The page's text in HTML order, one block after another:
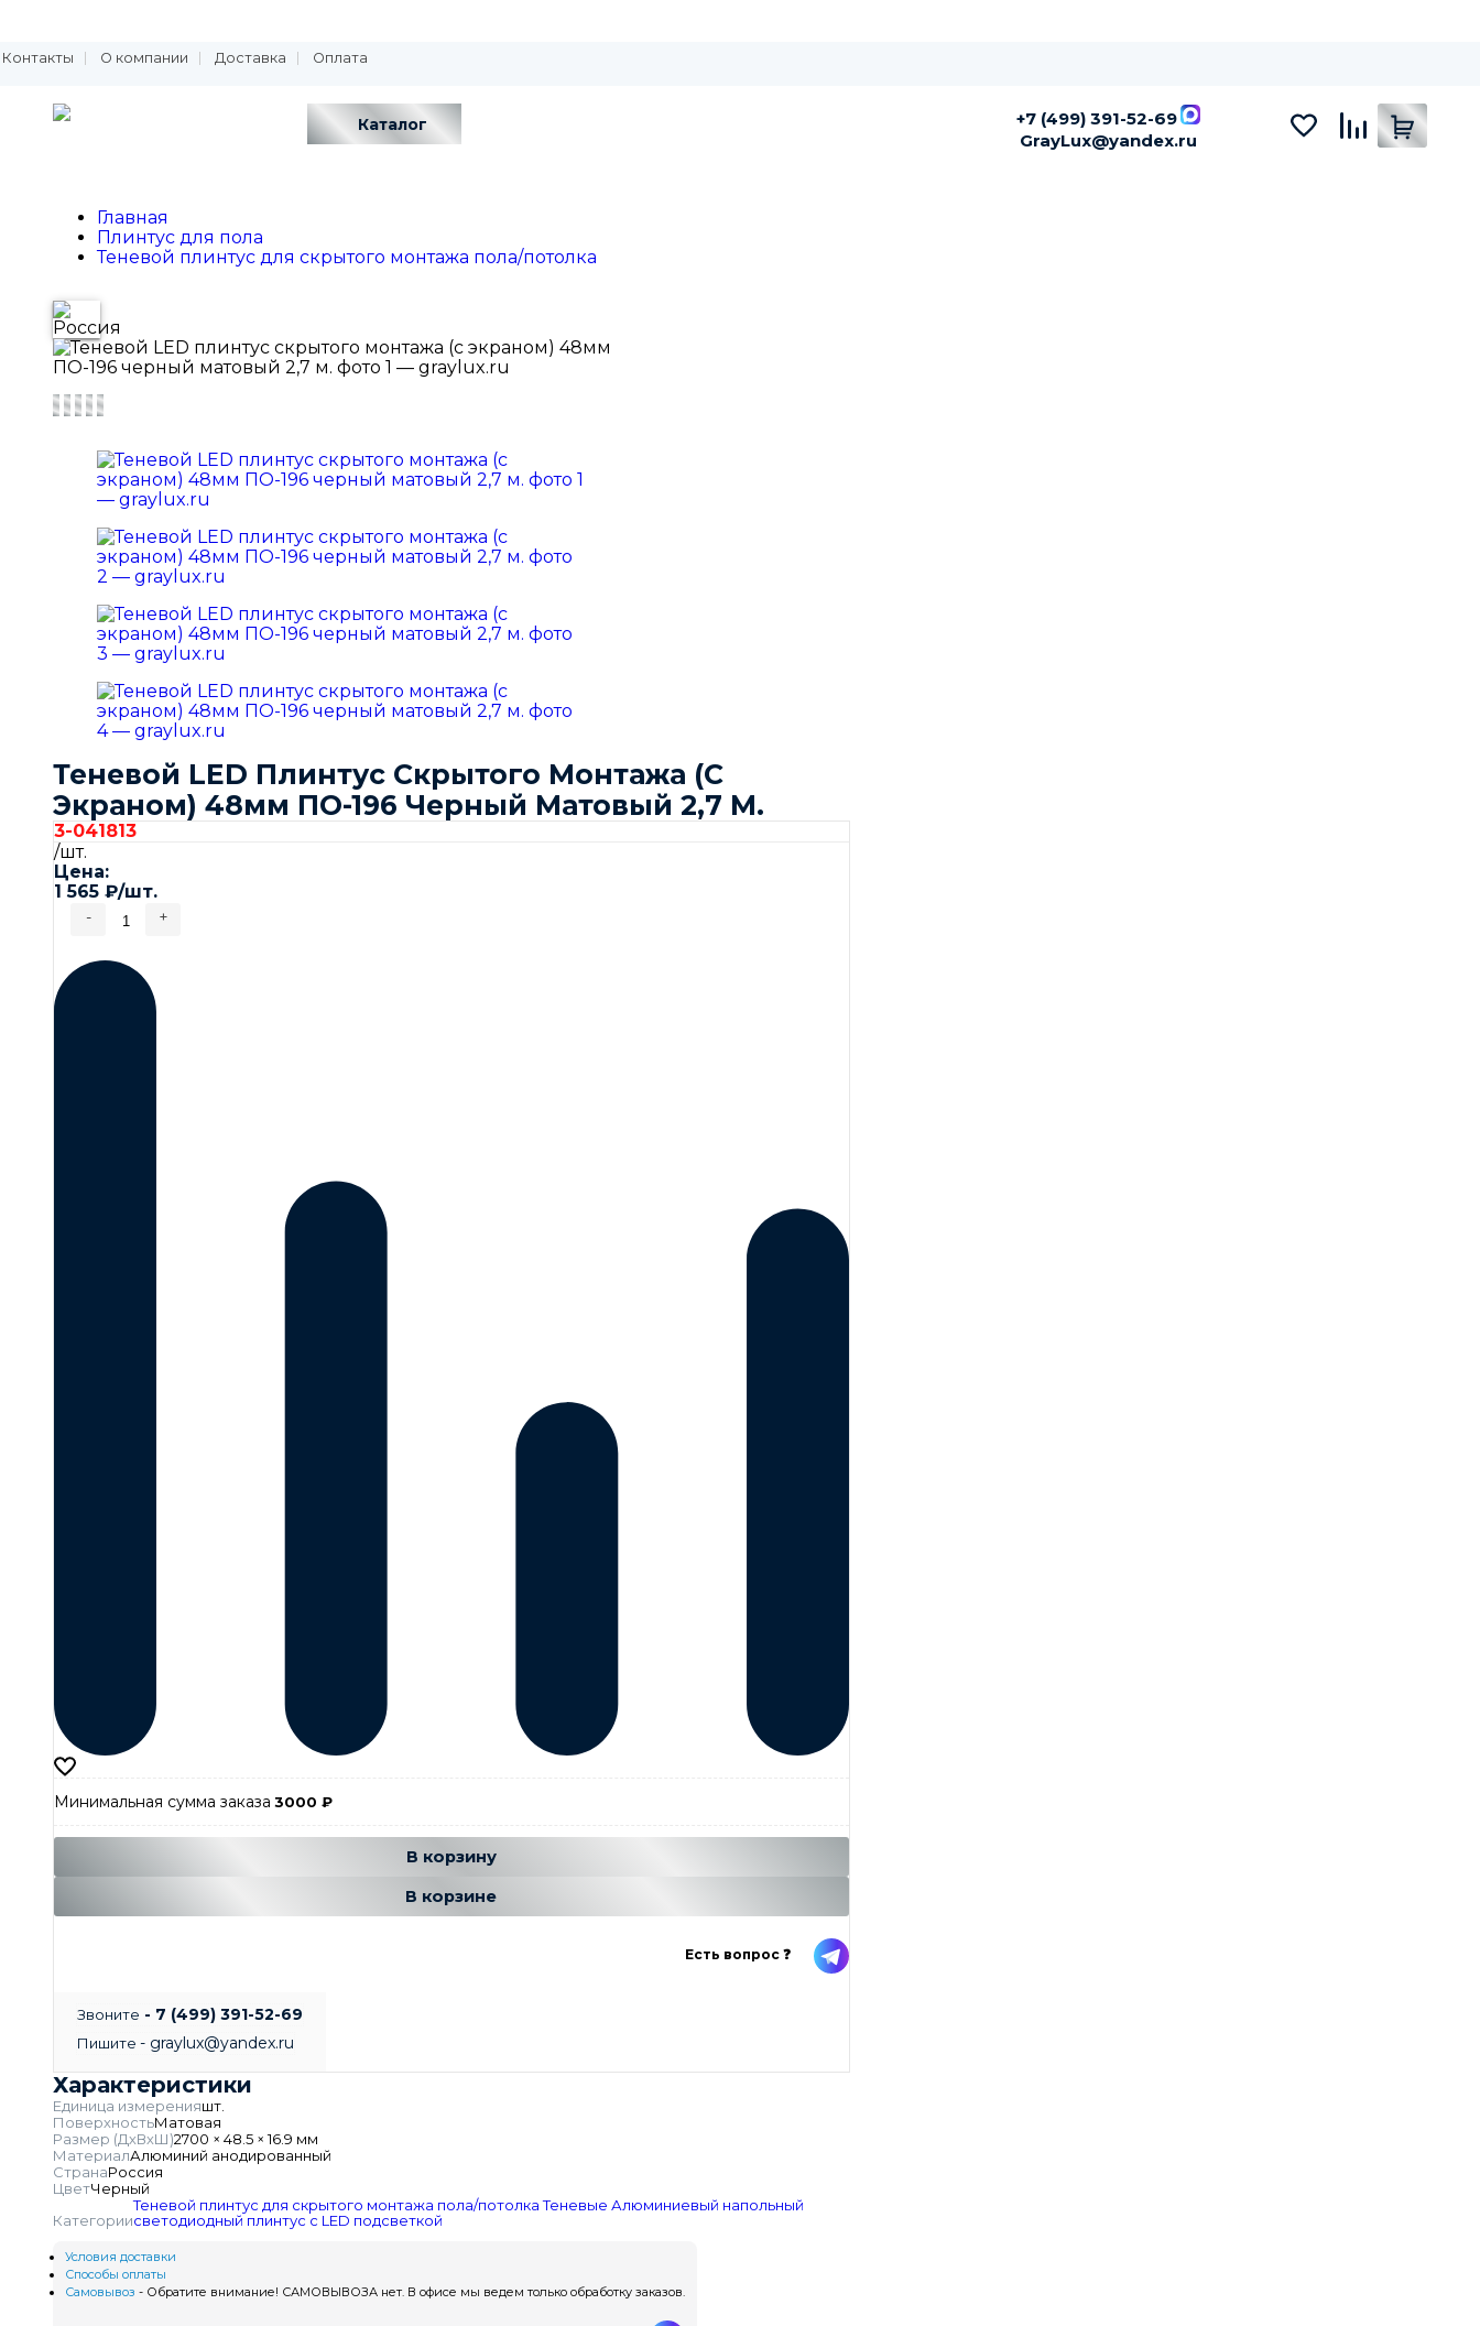
Контакты О компании Доставка Оплата
Каталог
+7 (499) 391-52-69
GrayLux@yandex.ru
Главная
Плинтус для пола
Теневой плинтус для скрытого монтажа пола/потолка
Теневой LED Плинтус Скрытого Монтажа (С
Экраном) 48мм ПО-196 Черный Матовый 2,7 М.
3-041813
/шт.
Цена:
1 565 ₽/шт.
- +
Минимальная сумма заказа 3000 ₽
В корзину
В корзине
Есть вопрос ❓
Звоните - 7 (499) 391-52-69
Пишите - graylux@yandex.ru
Характеристики
Единица измеренияшт.
ПоверхностьМатовая
Размер (ДхВхШ)2700 × 48.5 × 16.9 мм
МатериалАлюминий анодированный
СтранаРоссия
ЦветЧерный
Категории
Теневой плинтус для скрытого монтажа пола/потолка Теневые Алюминиевый напольный
светодиодный плинтус с LED подсветкой
Условия доставки
Способы оплаты
Самовывоз - Обратите внимание! САМОВЫВОЗА нет. В офисе мы ведем только обработку заказов.